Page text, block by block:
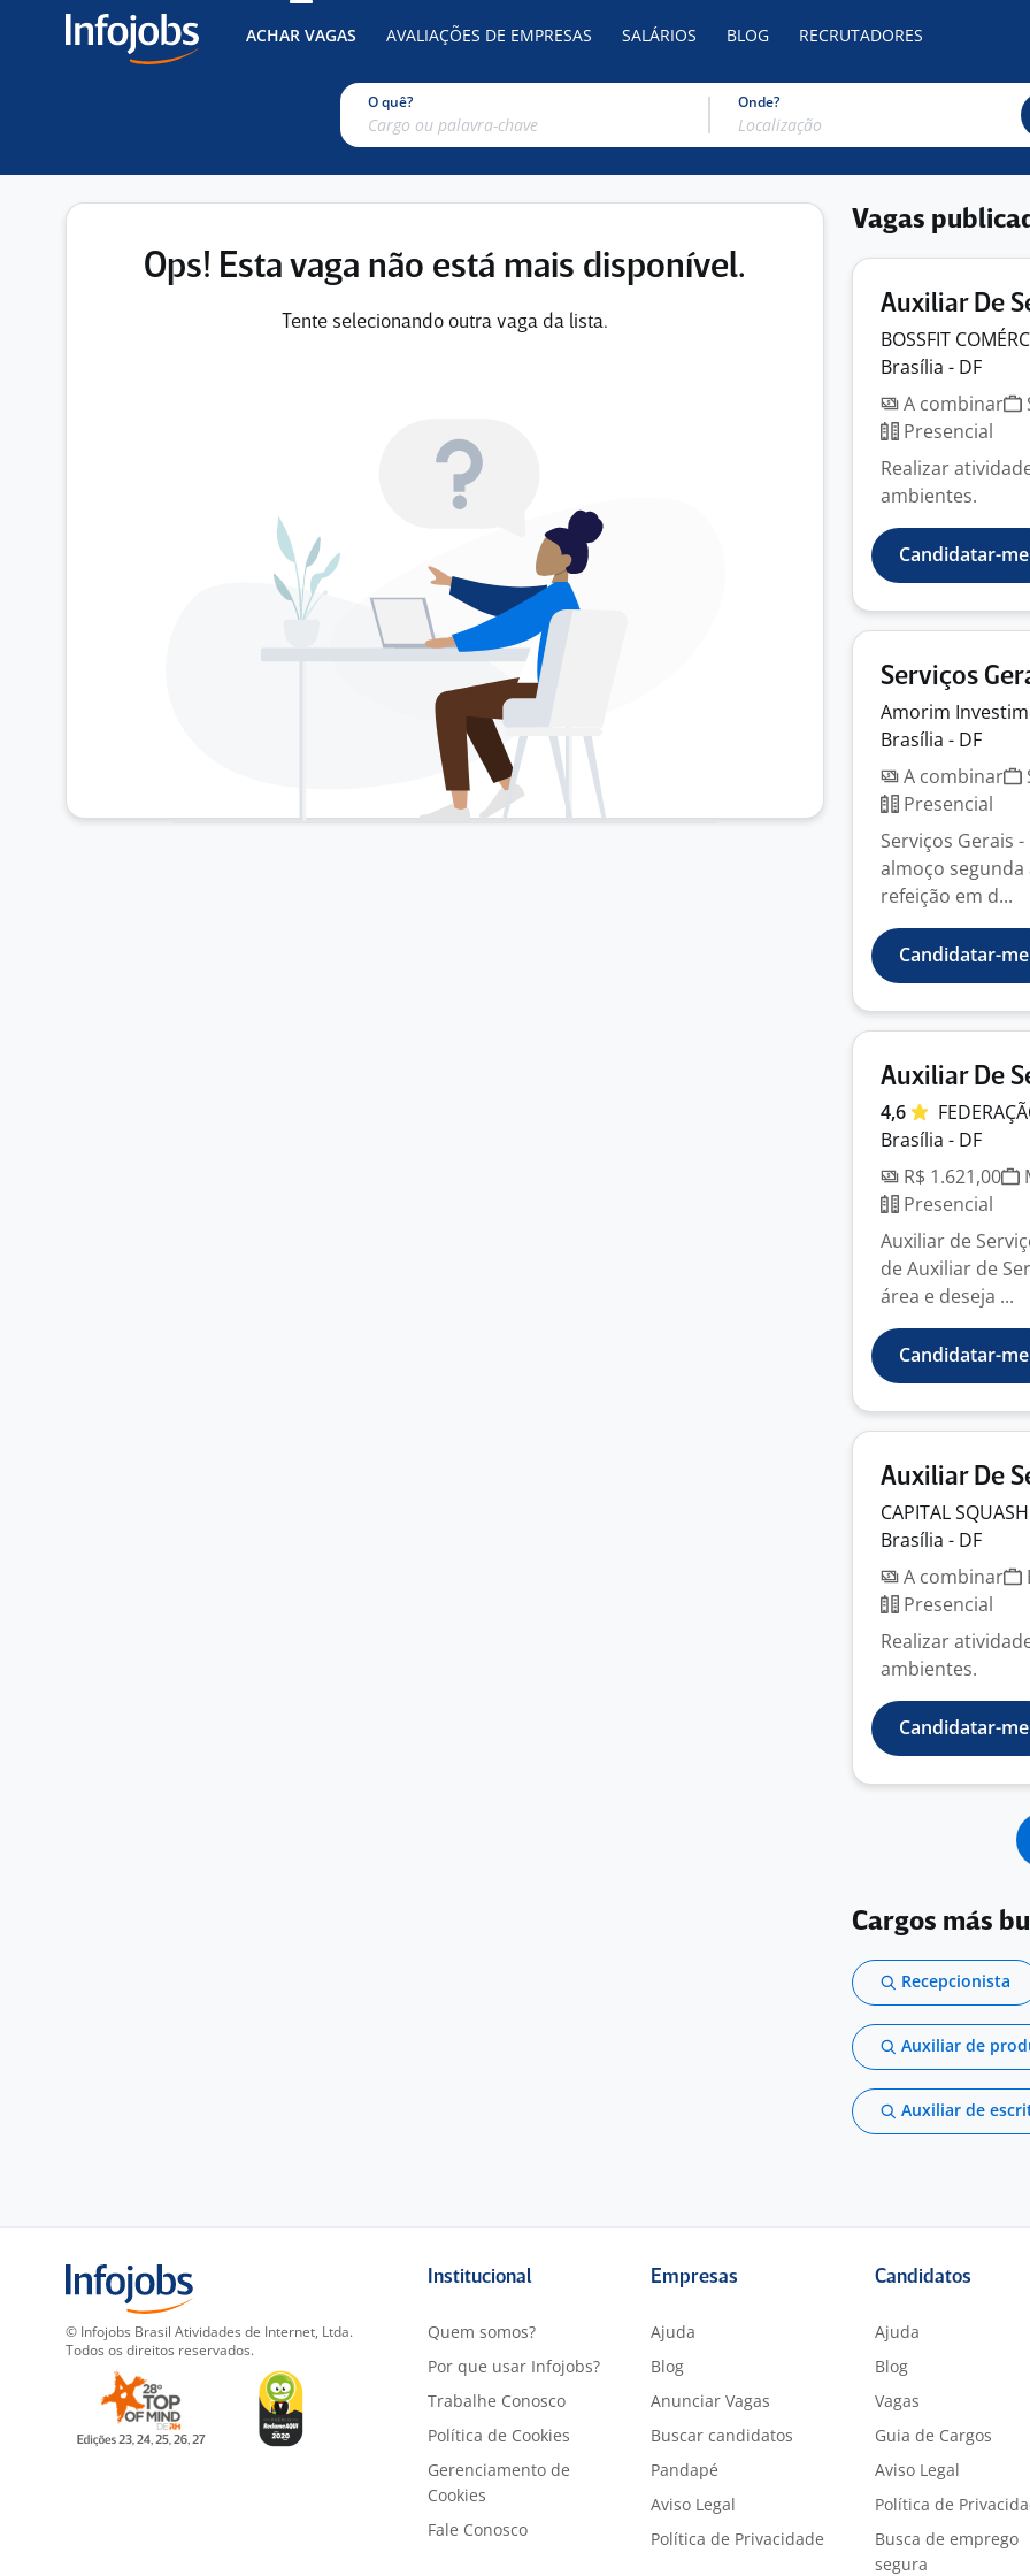
ACHAR VAGAS AVALIAÇÕES DE EMPRESAS SALÁRIOS BLOG RECRUTADORES
O quê? Onde?
Ops! Esta vaga não está mais disponível.
Tente selecionando outra vaga da lista.
Vagas
Auxiliar De
BOSSFIT
Brasília - DF
A combinar
Presencial
Realizar
ambientes.
Candidatar-me
Serviços
Amorim
Brasília - DF
A combinar
Presencial
Serviços Gerais
almoço segunda
refeição em d...
Candidatar-me
Auxiliar De
4,6
Brasília - DF
R$ 1.621,00
Presencial
Auxiliar de
de Auxiliar de
área e deseja ...
Candidatar-me
Auxiliar De
CAPITAL
Brasília - DF
A combinar
Presencial
Realizar
ambientes.
Candidatar-me
Cargos más
Recepcionista
Auxiliar de
Auxiliar de
© Infojobs Brasil Atividades de Internet, Ltda.
Todos os direitos reservados.
Institucional
Quem somos?
Por que usar Infojobs?
Trabalhe Conosco
Política de Cookies
Gerenciamento de
Cookies
Fale Conosco
Empresas
Ajuda
Blog
Anunciar Vagas
Buscar candidatos
Pandapé
Aviso Legal
Política de Privacidade
Candidatos
Ajuda
Blog
Vagas
Guia de Cargos
Aviso Legal
Política de
Busca de emprego
segura